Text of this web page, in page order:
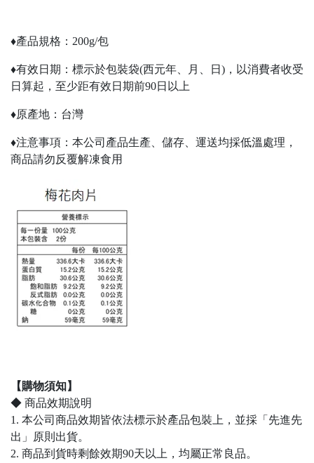
♦︎產品規格：200g/包
♦︎有效日期：標示於包裝袋(西元年、月、日)，以消費者收受
日算起，至少距有效日期前90日以上
♦︎原產地：台灣
♦︎注意事項：本公司產品生產、儲存、運送均採低溫處理，
商品請勿反覆解凍食用
【購物須知】
◆ 商品效期說明
1. 本公司商品效期皆依法標示於產品包裝上，並採「先進先
出」原則出貨。
2. 商品到貨時剩餘效期90天以上，均屬正常良品。